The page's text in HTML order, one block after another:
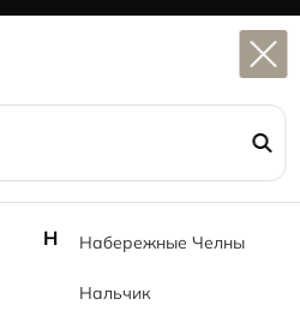
Нева серый MT Neva Gray MT
Н Набережные Челны
Нальчик